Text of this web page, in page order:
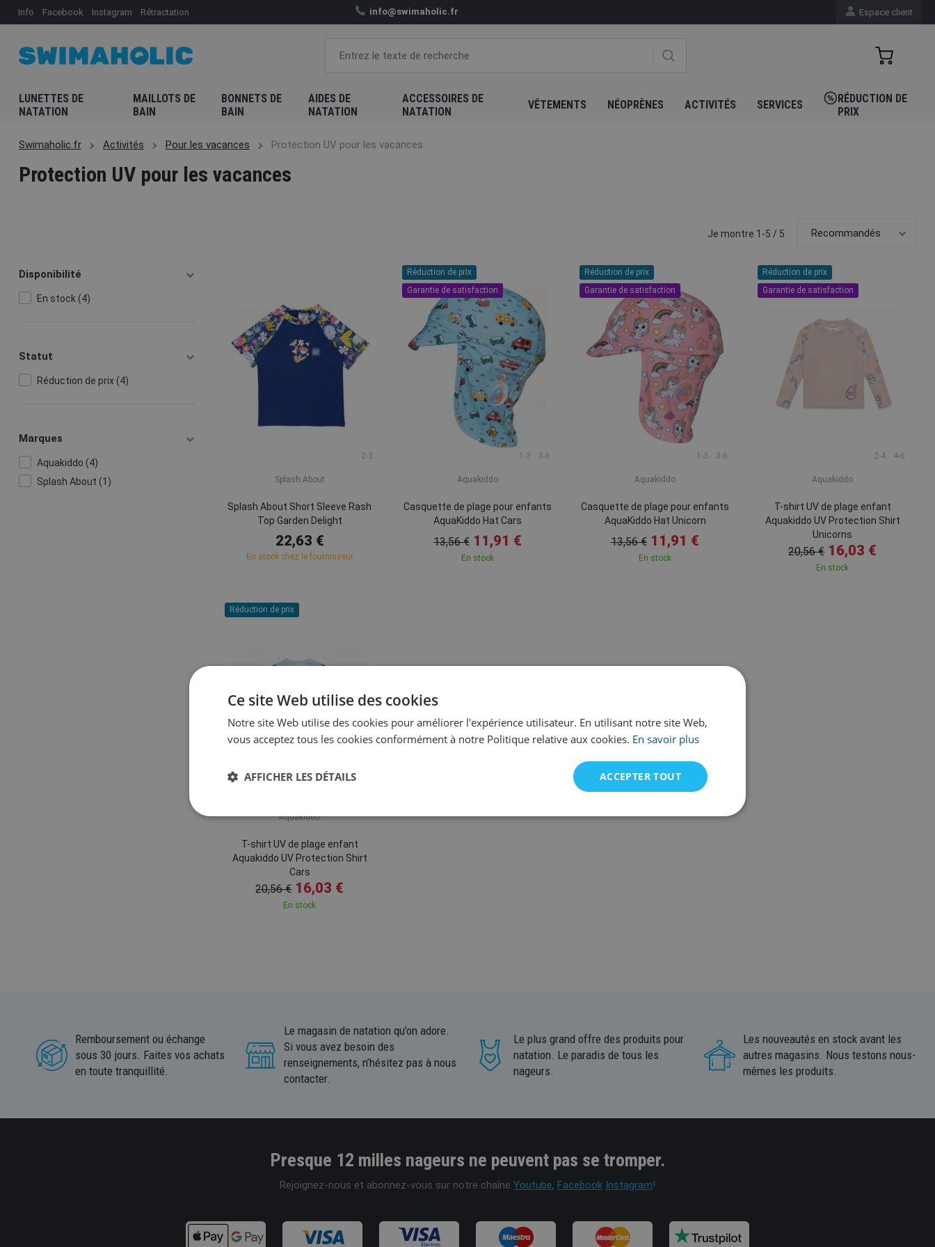
Info Facebook Instagram Rétractation info@swimaholic.fr Espace client
LUNETTES DE
NATATION
MAILLOTS DE
BAIN
BONNETS DE
BAIN
AIDES DE
NATATION
ACCESSOIRES DE
NATATION
VÊTEMENTS NÉOPRÈNES ACTIVITÉS SERVICES
RÉDUCTION DE
PRIX
Swimaholic.fr Activités Pour les vacances Protection UV pour les vacances
Protection UV pour les vacances
Disponibilité
En stock (4)
Statut
Réduction de prix (4)
Marques
Aquakiddo (4)
Splash About (1)
Je montre 1-5 / 5
2-3
Splash About
Splash About Short Sleeve Rash
Top Garden Delight
22,63 €
En stock chez le fournisseur
Réduction de prix
Garantie de satisfaction
1-3 3-6
Aquakiddo
Casquette de plage pour enfants
AquaKiddo Hat Cars
13,56 € 11,91 €
En stock
Réduction de prix
Garantie de satisfaction
1-3 3-6
Aquakiddo
Casquette de plage pour enfants
AquaKiddo Hat Unicorn
13,56 € 11,91 €
En stock
Réduction de prix
Garantie de satisfaction
2-4 4-6
Aquakiddo
T-shirt UV de plage enfant
Aquakiddo UV Protection Shirt
Unicorns
20,56 € 16,03 €
En stock
Réduction de prix
Aquakiddo
T-shirt UV de plage enfant
Aquakiddo UV Protection Shirt
Cars
20,56 € 16,03 €
En stock
Remboursement ou échange
sous 30 jours. Faites vos achats
en toute tranquillité.
Le magasin de natation qu’on adore.
Si vous avez besoin des
renseignements, n’hésitez pas à nous
contacter.
Le plus grand offre des produits pour
natation. Le paradis de tous les
nageurs.
Les nouveautés en stock avant les
autres magasins. Nous testons nous-
mêmes les produits.
Presque 12 milles nageurs ne peuvent pas se tromper.
Rejoignez-nous et abonnez-vous sur notre chaîne Youtube, Facebook Instagram!
Ce site Web utilise des cookies
Notre site Web utilise des cookies pour améliorer l'expérience utilisateur. En utilisant notre site Web,
vous acceptez tous les cookies conformément à notre Politique relative aux cookies. En savoir plus
ACCEPTER TOUT
AFFICHER LES DÉTAILS